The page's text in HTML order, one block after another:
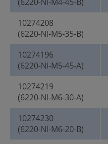
10274208
(6220-NI-M5-35-B)
10274196
(6220-NI-M5-45-A)
10274219
(6220-NI-M6-30-A)
10274230
(6220-NI-M6-20-B)